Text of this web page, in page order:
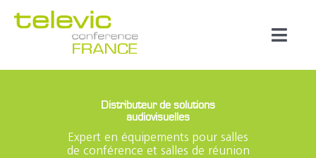
Distributeur de solutions
audiovisuelles
Expert en équipements pour salles
de conférence et salles de réunion